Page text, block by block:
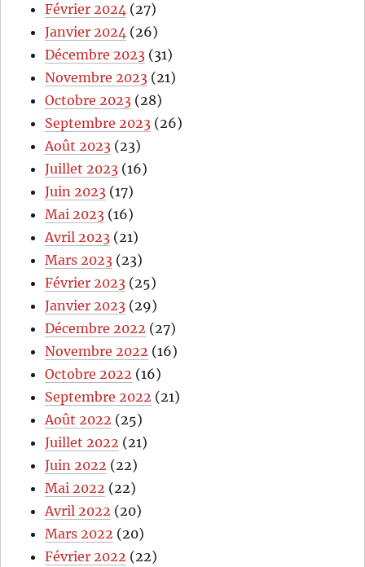
Février 2024 (27)
Janvier 2024 (26)
Décembre 2023 (31)
Novembre 2023 (21)
Octobre 2023 (28)
Septembre 2023 (26)
Août 2023 (23)
Juillet 2023 (16)
Juin 2023 (17)
Mai 2023 (16)
Avril 2023 (21)
Mars 2023 (23)
Février 2023 (25)
Janvier 2023 (29)
Décembre 2022 (27)
Novembre 2022 (16)
Octobre 2022 (16)
Septembre 2022 (21)
Août 2022 (25)
Juillet 2022 (21)
Juin 2022 (22)
Mai 2022 (22)
Avril 2022 (20)
Mars 2022 (20)
Février 2022 (22)